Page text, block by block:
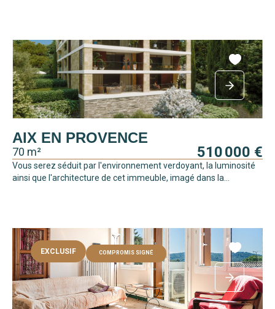
AIX EN PROVENCE
70 m² 510 000 €
Vous serez séduit par l'environnement verdoyant, la luminosité
ainsi que l'architecture de cet immeuble, imagé dans la...
EXCLUSIF COMPROMIS SIGNÉ